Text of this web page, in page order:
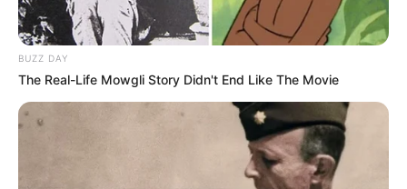
BUZZ DAY
The Real-Life Mowgli Story Didn't End Like The Movie